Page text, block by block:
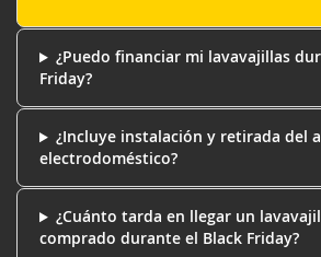
¿Puedo financiar mi lavavajillas
Friday?
¿Incluye instalación y retirada del
electrodoméstico?
¿Cuánto tarda en llegar un
comprado durante el Black Friday?